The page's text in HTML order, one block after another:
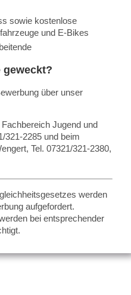
sowie kostenlose
und E-Bikes
geweckt?
über unser
Jugend und
321-2285 und beim
Tel. 07321/321-2380,
werden
aufgefordert.
bei entsprechender